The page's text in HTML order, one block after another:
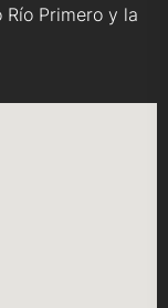
Primero y la